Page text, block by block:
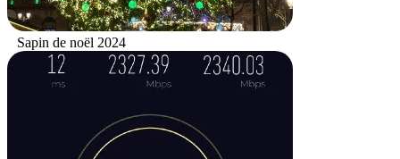
Sapin de noël 2024